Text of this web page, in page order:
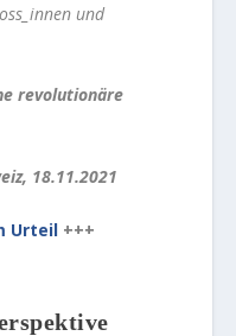
und
revolutionäre
18.11.2021
Urteil +++